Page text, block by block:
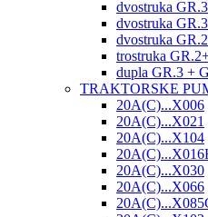
dvostruka
dvostruka
dvostruka
trostruka
dupla GR.3 +
TRAKTORSKE
20A(C)...X006
20A(C)...X021
20A(C)...X104
20A(C)...X030
20A(C)...X066